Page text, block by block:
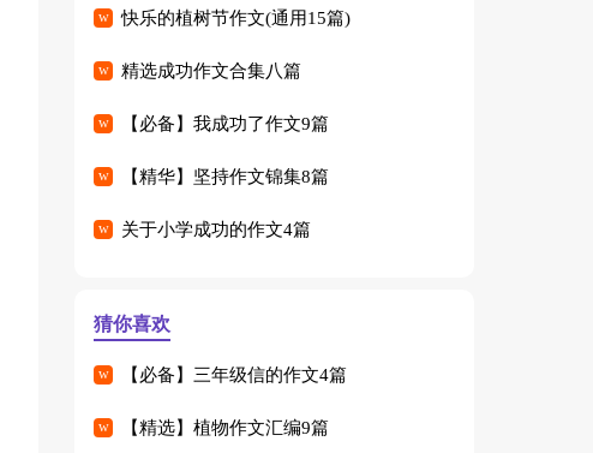
快乐的植树节作文(通用15篇)
精选成功作文合集八篇
【必备】我成功了作文9篇
【精华】坚持作文锦集8篇
关于小学成功的作文4篇
猜你喜欢
【必备】三年级信的作文4篇
【精选】植物作文汇编9篇